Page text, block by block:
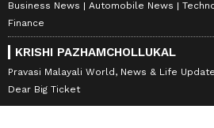
Business News Automobile News
Finance
KRISHI PAZHAMCHOLLUKAL
Pravasi Malayali World, News & Life
Dear Big Ticket